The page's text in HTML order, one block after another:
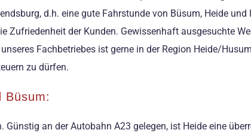
d.h. eine gute Fahrstunde von Büsum, Heide
Zufriedenheit der Kunden. Gewissenhaft ausgesuchte
Fachbetriebes ist gerne in der Region Heide/
zu dürfen.
Büsum:
an der Autobahn A23 gelegen, ist Heide eine